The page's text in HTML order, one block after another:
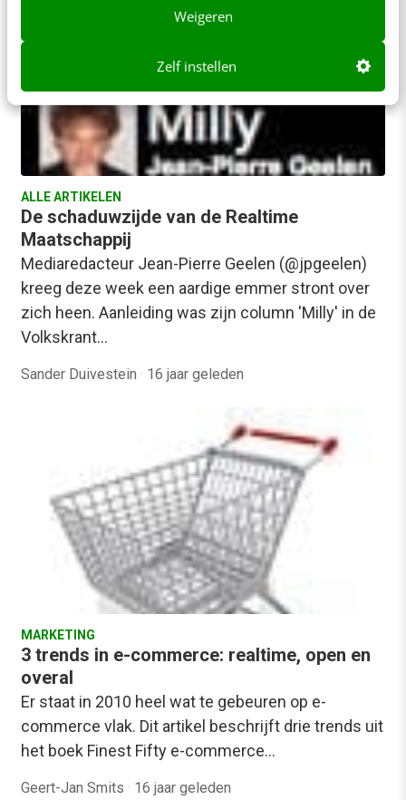
Weigeren
Zelf instellen
ALLE ARTIKELEN
De schaduwzijde van de Realtime
Maatschappij
Mediaredacteur Jean-Pierre Geelen (@jpgeelen)
kreeg deze week een aardige emmer stront over
zich heen. Aanleiding was zijn column 'Milly' in de
Volkskrant…
Sander Duivestein · 16 jaar geleden
MARKETING
3 trends in e-commerce: realtime, open en
overal
Er staat in 2010 heel wat te gebeuren op e-
commerce vlak. Dit artikel beschrijft drie trends uit
het boek Finest Fifty e-commerce…
Geert-Jan Smits · 16 jaar geleden